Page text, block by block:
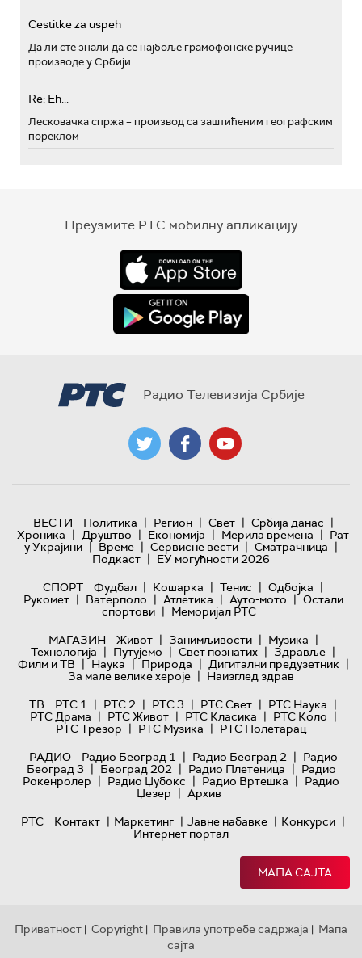
Cestitke za uspeh
Да ли сте знали да се најбоље грамофонске ручице
производе у Србији
Re: Eh...
Лесковачка спржа – производ са заштићеним географским
пореклом
Преузмите РТС мобилну апликацију
Радио Телевизија Србије
ВЕСТИ Политика | Регион | Свет | Србија данас |
Хроника | Друштво | Економија | Мерила времена | Рат
у Украјини | Време | Сервисне вести | Сматрачница |
Подкаст | ЕУ могућности 2026
СПОРТ
Фудбал | Кошарка | Тенис | Одбојка |
Рукомет | Ватерполо | Атлетика | Ауто-мото | Остали
спортови | Меморијал РТС
МАГАЗИН
Живот | Занимљивости | Музика |
Технологијa | Путујемо | Свет познатих | Здравље |
Филм и ТВ | Наука | Природа | Дигитални предузетник |
За мале велике хероје | Наизглед здрав
ТВ
РТС 1 | РТС 2 | РТС 3 | РТС Свет | РТС Наука |
РТС Драма | РТС Живот | РТС Класика | РТС Коло |
РТС Трезор | РТС Музика | РТС Полетарац
РАДИО
Радио Београд 1 | Радио Београд 2 | Радио
Београд 3 | Београд 202 | Радио Плетеница | Радио
Рокенролер | Радио Џубокс | Радио Вртешка | Радио
Џезер | Архив
РТС
Контакт | Маркетинг | Јавне набавке | Конкурси |
Интернет портал
МАПА САЈТА
Приватност | Copyright | Правила употребе садржаја | Мапа
сајта